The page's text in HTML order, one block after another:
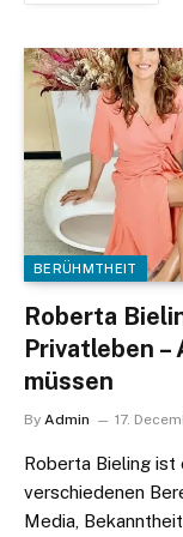
BERÜHMTHEIT
Roberta
Privatleben –
müssen
By Admin 17.
Roberta Bieling ist
verschiedenen
Media,